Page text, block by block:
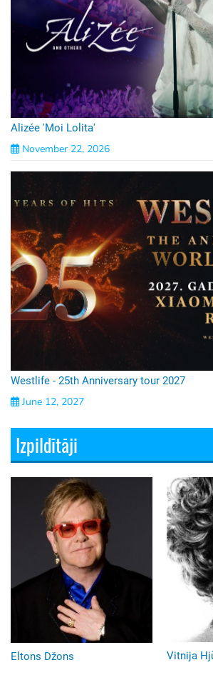
Alizée 'Moi Lolita'
November 22, 2026
Westlife - 25th Anniversary tour 2027
June 12, 2027
Izpildītāji
Vitnija Hjūstone Selīna